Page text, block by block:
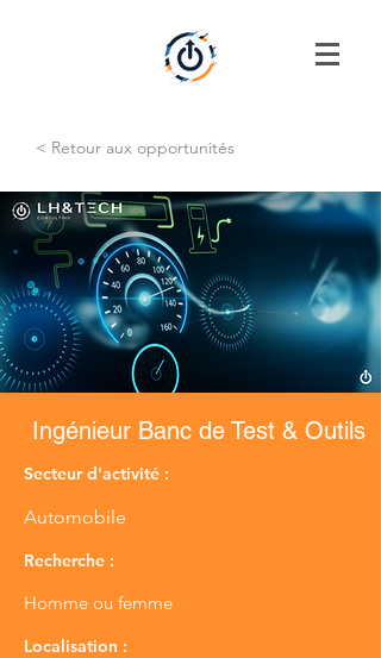
< Retour aux opportunités
Ingénieur Banc de Test & Outils
Secteur d'activité :
Automobile
Recherche :
Homme ou femme
Localisation :